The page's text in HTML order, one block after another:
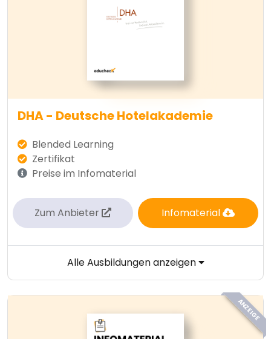
DHA - Deutsche Hotelakademie
Blended Learning
Zertifikat
Preise im Infomaterial
Zum Anbieter Infomaterial
Alle Ausbildungen anzeigen
ANZEIGE